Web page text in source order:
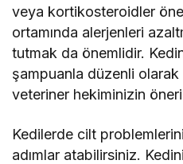
veya kortikosteroidler
ortamında alerjenleri
tutmak da önemlidir.
şampuanla düzenli
veteriner hekiminizin
Kedilerde cilt
adımlar atabilirsiniz.